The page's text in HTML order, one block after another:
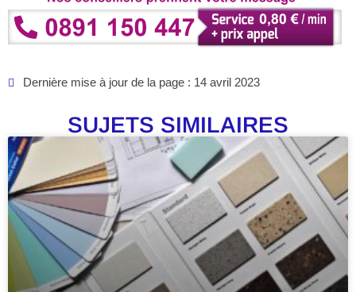
Dernière mise à jour de la page : 14 avril 2023
SUJETS SIMILAIRES